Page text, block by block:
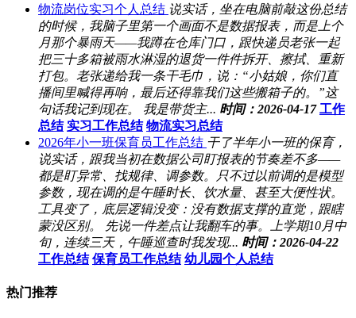
物流岗位实习个人总结 说实话，坐在电脑前敲这份总结
的时候，我脑子里第一个画面不是数据报表，而是上个
月那个暴雨天——我蹲在仓库门口，跟快递员老张一起
把三十多箱被雨水淋湿的退货一件件拆开、擦拭、重新
打包。老张递给我一条干毛巾，说：“小姑娘，你们直
播间里喊得再响，最后还得靠我们这些搬箱子的。”这
句话我记到现在。 我是带货主... 时间：2026-04-17 工作
总结 实习工作总结 物流实习总结
2026年小一班保育员工作总结 干了半年小一班的保育，
说实话，跟我当初在数据公司盯报表的节奏差不多——
都是盯异常、找规律、调参数。只不过以前调的是模型
参数，现在调的是午睡时长、饮水量、甚至大便性状。
工具变了，底层逻辑没变：没有数据支撑的直觉，跟瞎
蒙没区别。 先说一件差点让我翻车的事。上学期10月中
旬，连续三天，午睡巡查时我发现... 时间：2026-04-22
工作总结 保育员工作总结 幼儿园个人总结
热门推荐